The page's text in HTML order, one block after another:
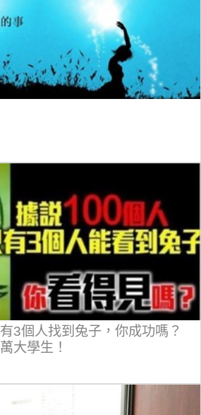
3個人找到兔子，你成功嗎？
大學生！